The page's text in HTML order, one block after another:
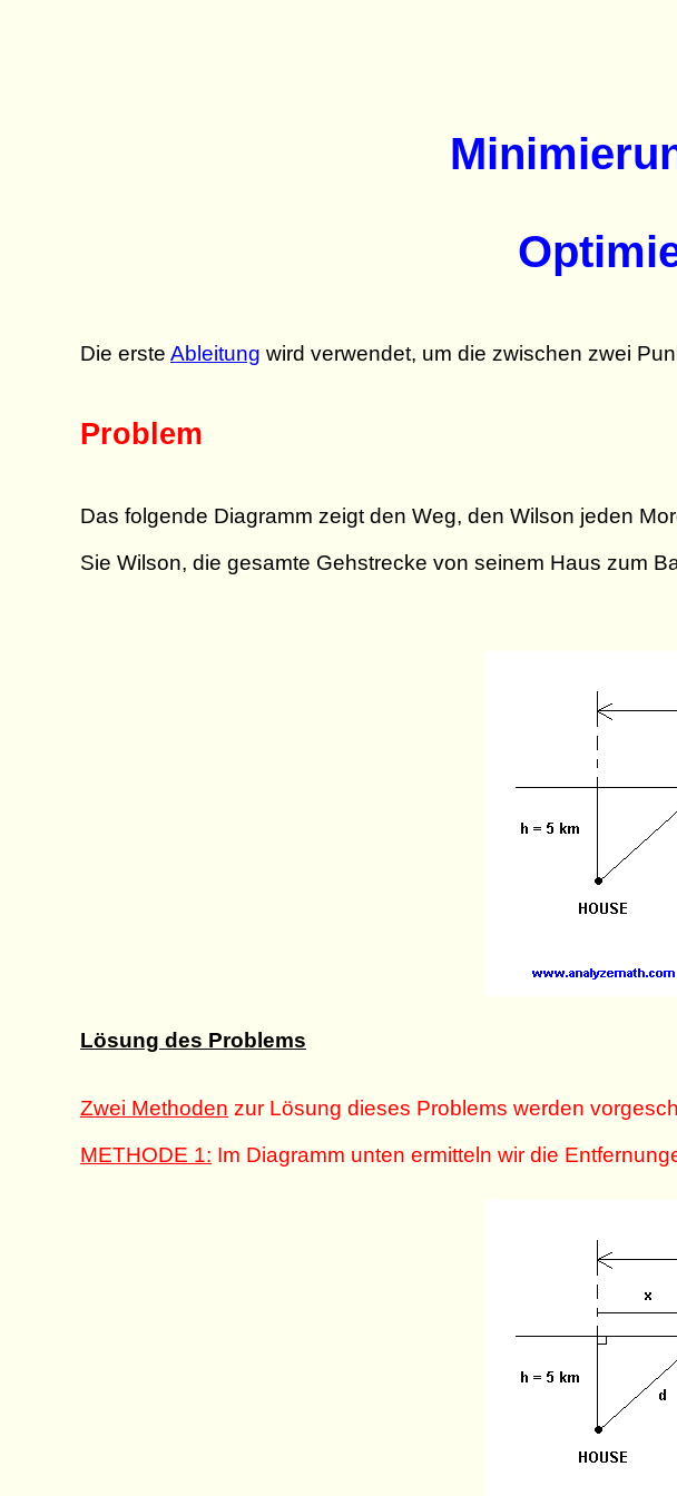
Die erste Ableitung wird verwendet, um die zwischen zwei
Problem
Das folgende Diagramm zeigt den Weg, den Wilson jeden
Sie Wilson, die gesamte Gehstrecke von seinem Haus zum
Lösung des Problems
Zwei Methoden zur Lösung dieses Problems werden
METHODE 1: Im Diagramm unten ermitteln wir die